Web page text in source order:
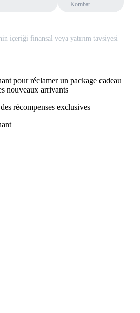
Kombat
içeriği finansal veya yatırım tavsiyesi
pour réclamer un package cadeau
nouveaux arrivants
récompenses exclusives